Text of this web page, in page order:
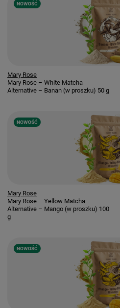
NOWOŚĆ
Mary Rose
Mary Rose – White Matcha
Alternative – Banan (w proszku) 50 g
NOWOŚĆ
Mary Rose
Mary Rose – Yellow Matcha
Alternative – Mango (w proszku) 100
g
NOWOŚĆ